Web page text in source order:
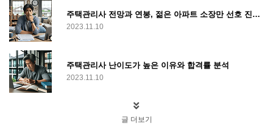
주택관리사 전망과 연봉, 젊은 아파트 소장만 선호 진짜일까?
2023.11.10
주택관리사 난이도가 높은 이유와 합격률 분석
2023.11.10
글 더보기